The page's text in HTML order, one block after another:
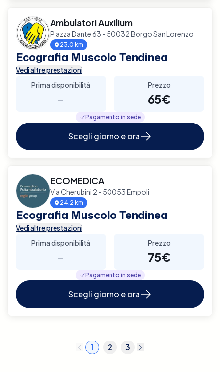
Ambulatori Auxilium
Piazza Dante 63 - 50032 Borgo San Lorenzo
23.0 km
Ecografia Muscolo Tendinea
Vedi altre prestazioni
Prima disponibilità
-
Prezzo
65€
Pagamento in sede
Scegli giorno e ora
ECOMEDICA
Via Cherubini 2 - 50053 Empoli
24.2 km
Ecografia Muscolo Tendinea
Vedi altre prestazioni
Prima disponibilità
-
Prezzo
75€
Pagamento in sede
Scegli giorno e ora
1 2 3